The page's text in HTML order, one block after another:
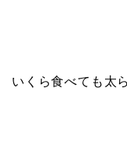
いくら食べても太